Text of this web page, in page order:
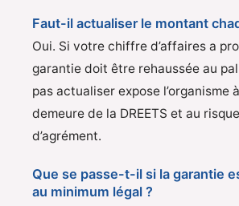
Faut-il actualiser le montant
Oui. Si votre chiffre d’affaires a
garantie doit être rehaussée au
pas actualiser expose l’organisme
demeure de la DREETS et au
d’agrément.
Que se passe-t-il si la garantie
au minimum légal ?